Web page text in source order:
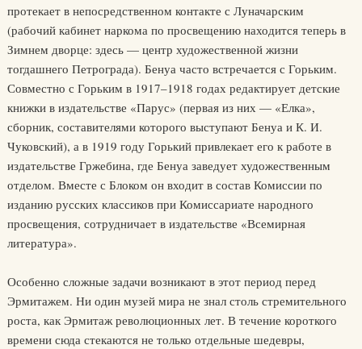
протекает в непосредственном контакте с Луначарским
(рабочий кабинет наркома по просвещению находится теперь в
Зимнем дворце: здесь — центр художественной жизни
тогдашнего Петрограда). Бенуа часто встречается с Горьким.
Совместно с Горьким в 1917–1918 годах редактирует детские
книжки в издательстве «Парус» (первая из них — «Елка»,
сборник, составителями которого выступают Бенуа и К. И.
Чуковский), а в 1919 году Горький привлекает его к работе в
издательстве Гржебина, где Бенуа заведует художественным
отделом. Вместе с Блоком он входит в состав Комиссии по
изданию русских классиков при Комиссариате народного
просвещения, сотрудничает в издательстве «Всемирная
литература».
Особенно сложные задачи возникают в этот период перед
Эрмитажем. Ни один музей мира не знал столь стремительного
роста, как Эрмитаж революционных лет. В течение короткого
времени сюда стекаются не только отдельные шедевры,